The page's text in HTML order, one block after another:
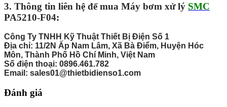
3. Thông tin liên hệ để mua Máy bơm xử lý SMC
PA5210-F04:
Công Ty TNHH Kỹ Thuật Thiết Bị Điện Số 1
Địa chỉ: 11/2N Ấp Nam Lâm, Xã Bà Điểm, Huyện Hóc
Môn, Thành Phố Hồ Chí Minh, Việt Nam
Số điện thoại: 0896.461.782
Email: sales01@thietbidienso1.com
Đánh giá